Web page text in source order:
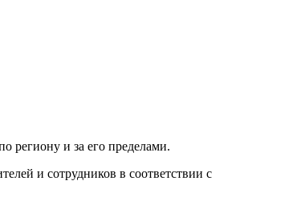
региону и за его пределами.
и сотрудников в соответствии с